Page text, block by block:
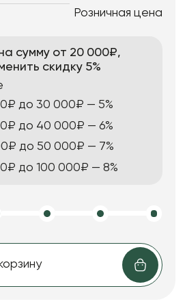
Розничная цена
сумму от 20 000₽,
скидку 5%
до 30 000₽ — 5%
до 40 000₽ — 6%
до 50 000₽ — 7%
до 100 000₽ — 8%